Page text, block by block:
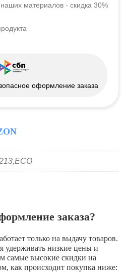
материалов - скидка 30%
оформление заказа
заказа?
только на выдачу товаров.
удерживать низкие цены и
самые высокие скидки на
как происходит покупка ниже: